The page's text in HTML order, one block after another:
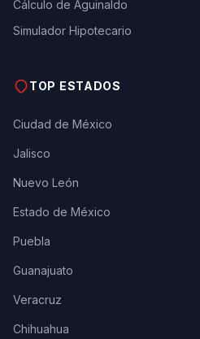
Cálculo de Aguinaldo
Simulador Hipotecario
TOP ESTADOS
Ciudad de México
Jalisco
Nuevo León
Estado de México
Puebla
Guanajuato
Veracruz
Chihuahua